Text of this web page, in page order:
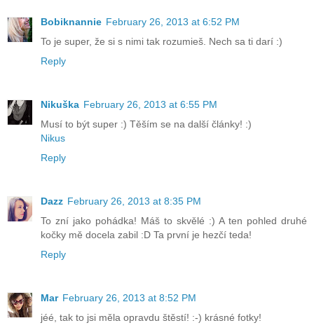
Bobiknannie February 26, 2013 at 6:52 PM
To je super, že si s nimi tak rozumieš. Nech sa ti darí :)
Reply
Nikuška February 26, 2013 at 6:55 PM
Musí to být super :) Těším se na další články! :)
Nikus
Reply
Dazz February 26, 2013 at 8:35 PM
To zní jako pohádka! Máš to skvělé :) A ten pohled druhé
kočky mě docela zabil :D Ta první je hezčí teda!
Reply
Mar February 26, 2013 at 8:52 PM
jéé, tak to jsi měla opravdu štěstí! :-) krásné fotky!